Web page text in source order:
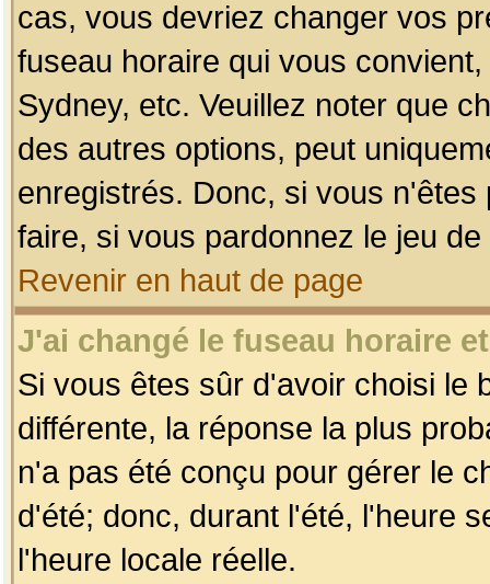
cas, vous devriez changer vos
fuseau horaire qui vous
Sydney, etc. Veuillez noter que
des autres options, peut
enregistrés. Donc, si vous
faire, si vous pardonnez le jeu
Revenir en haut de page
J'ai changé le fuseau horaire
Si vous êtes sûr d'avoir choisi le
différente, la réponse la plus
n'a pas été conçu pour gérer le
d'été; donc, durant l'été, l'heure
l'heure locale réelle.